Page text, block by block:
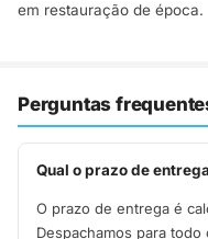
em restauração de época.
Perguntas
Qual o prazo de
O prazo de entrega é
Despachamos para todo